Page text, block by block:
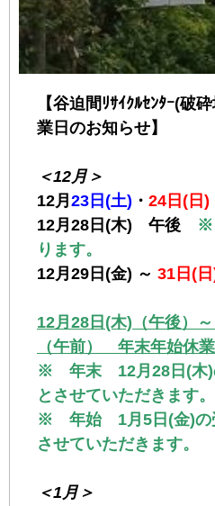
【谷迫間ﾘｻｲｸﾙｾﾝﾀｰ(破
業日のお知らせ】
＜12月＞
12月 23日(土) ・ 24日(日)
12月28日(木) 午後 ※
ります。
12月29日(金) ～ 31日(
12月28日(木)（午後）
（午前） 年末年始休業
※ 年末 12月28日(木)
とさせていただきます。
※ 年始 1月5日(金)の
させていただきます。
＜1月＞